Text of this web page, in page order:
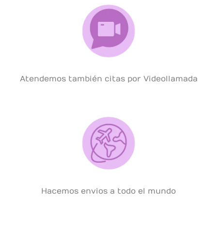
Atendemos también citas por Videollamada
Hacemos envios a todo el mundo